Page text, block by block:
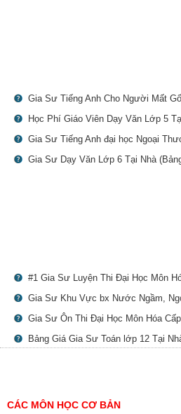
Gia Sư Tiếng Anh Cho Người Mất
Học Phí Giáo Viên Dạy Văn Lớp 5
Gia Sư Tiếng Anh đại học Ngoại
Gia Sư Dạy Văn Lớp 6 Tại Nhà
#1 Gia Sư Luyện Thi Đại Học Môn
Gia Sư Khu Vực bx Nước Ngầm,
Gia Sư Ôn Thi Đại Học Môn Hóa
Bảng Giá Gia Sư Toán lớp 12 Tại
CÁC MÔN HỌC CƠ BẢN